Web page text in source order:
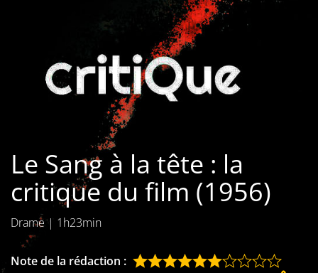
Les films par
Séries
Les films
interdits
Les Dossiers
Les disparus
Les acteurs
Les actrices
Le Sang à la tête : la
critique du film (1956)
Drame| 1h23min
Note de la rédaction :